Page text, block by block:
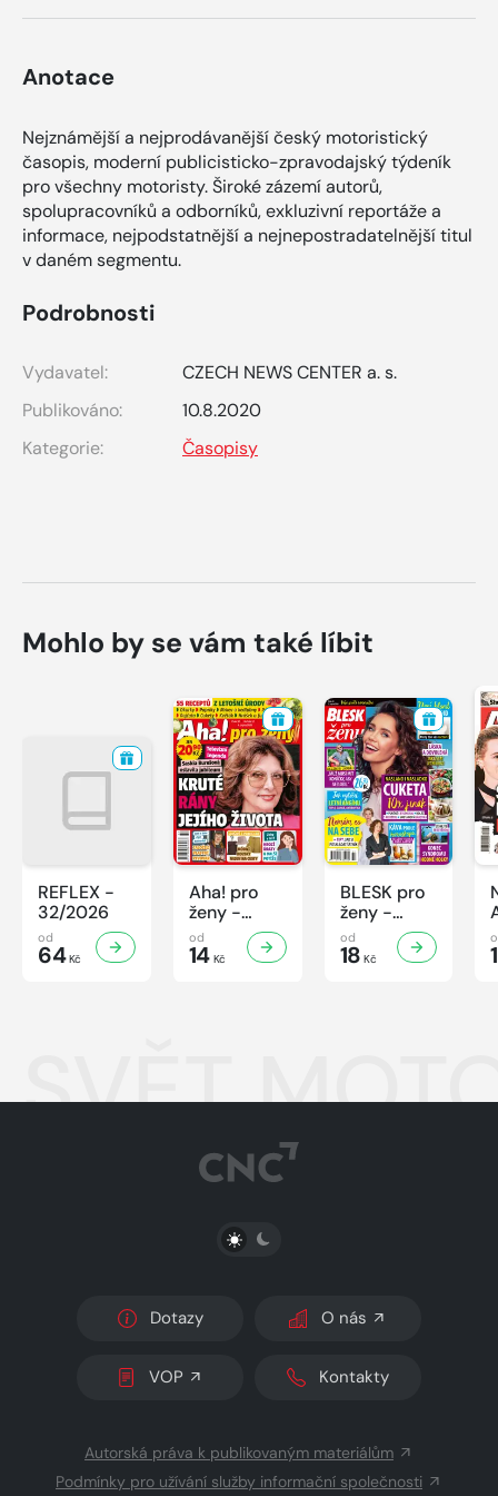
Anotace
Nejznámější a nejprodávanější český motoristický
časopis, moderní publicisticko-zpravodajský týdeník
pro všechny motoristy. Široké zázemí autorů,
spolupracovníků a odborníků, exkluzivní reportáže a
informace, nejpodstatnější a nejnepostradatelnější titul
v daném segmentu.
Podrobnosti
Vydavatel:
CZECH NEWS CENTER a. s.
Publikováno:
10.8.2020
Kategorie:
Časopisy
Mohlo by se vám také líbit
REFLEX -
32/2026
od
64Kč
Aha! pro
ženy -
32/2026
od
14Kč
BLESK pro
ženy -
32/2026
od
18 Kč
SVĚT
PŘEPNOUT SVĚTLÝ/TMAVÝ REŽIM
Dotazy O nás
VOP Kontakty
Autorská práva k publikovaným materiálům
Podmínky pro užívání služby informační společnosti